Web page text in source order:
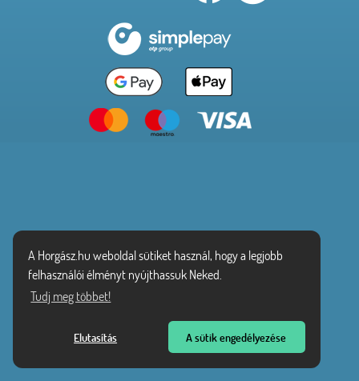
A Horgász.hu weboldal sütiket használ, hogy a legjobb
felhasználói élményt nyújthassuk Neked.
Tudj meg többet!
Elutasítás A sütik engedélyezése